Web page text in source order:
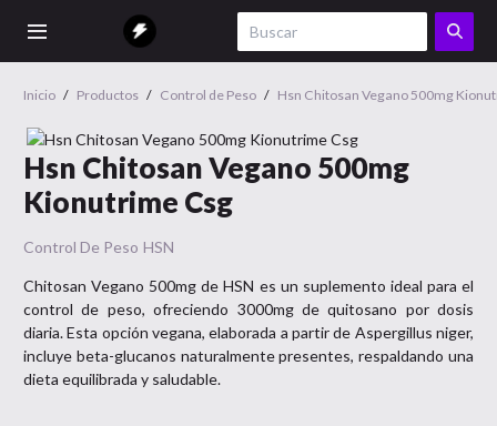
Inicio / Productos / Control de Peso / Hsn Chitosan Vegano 500mg
Hsn Chitosan Vegano 500mg
Kionutrime Csg
Control De Peso HSN
Chitosan Vegano 500mg de HSN es un suplemento ideal para el
control de peso, ofreciendo 3000mg de quitosano por dosis
diaria. Esta opción vegana, elaborada a partir de Aspergillus niger,
incluye beta-glucanos naturalmente presentes, respaldando una
dieta equilibrada y saludable.